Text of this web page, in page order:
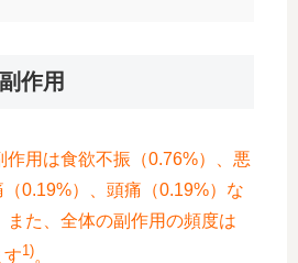
作用
作用は食欲不振（0.76%）、悪
0.19%）、頭痛（0.19%）な
また、全体の副作用の頻度は
す1)。